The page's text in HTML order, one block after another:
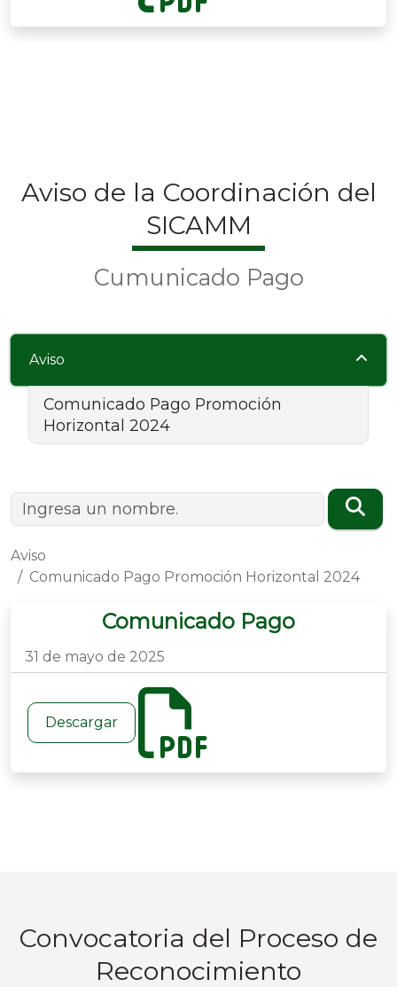
Aviso de la Coordinación del
SICAMM
Cumunicado Pago
Aviso
Comunicado Pago Promoción
Horizontal 2024
Aviso
Comunicado Pago Promoción Horizontal 2024
Comunicado Pago
31 de mayo de 2025
Descargar
Convocatoria del Proceso de
Reconocimiento